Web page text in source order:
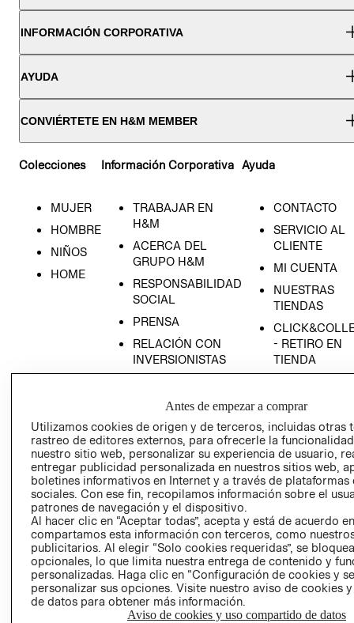
INFORMACIÓN CORPORATIVA
AYUDA
CONVIÉRTETE EN H&M MEMBER
Colecciones
MUJER
HOMBRE
NIÑOS
HOME
Información Corporativa
TRABAJAR EN
H&M
ACERCA DEL
GRUPO H&M
RESPONSABILIDAD
SOCIAL
PRENSA
RELACIÓN CON
INVERSIONISTAS
Ayuda
CONTACTO
SERVICIO AL
CLIENTE
MI CUENTA
NUESTRAS
TIENDAS
- RETIRO EN
TIENDA
AVISO DE
PRIVACIDAD
GIFT CARD
AVISO DE
COOKIES
Chile ($)
Antes de empezar a comprar
Utilizamos cookies de origen y de terceros, incluidas otras
rastreo de editores externos, para ofrecerle la
nuestro sitio web, personalizar su experiencia de usuario,
entregar publicidad personalizada en nuestros sitios web,
boletines informativos en Internet y a través de plataformas
sociales. Con ese fin, recopilamos información sobre el
patrones de navegación y el dispositivo.
Al hacer clic en “Aceptar todas”, acepta y está de acuerdo
compartamos esta información con terceros, como
publicitarios. Al elegir “Solo cookies requeridas”, se
opcionales, lo que limita nuestra entrega de contenido y
personalizadas. Haga clic en “Configuración de cookies y
personalizar sus opciones. Visite nuestro aviso de cookies
de datos para obtener más información.
Aviso de cookies y uso compartido de datos